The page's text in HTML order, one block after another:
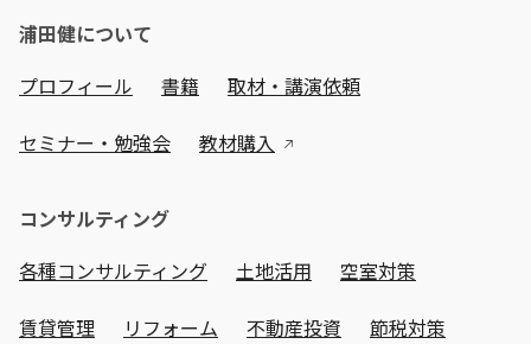
浦田健について
プロフィール
書籍 取材・講演依頼
セミナー・勉強会 教材購入
コンサルティング
各種コンサルティング
土地活用 空室対策
賃貸管理 リフォーム 不動産投資 節税対策